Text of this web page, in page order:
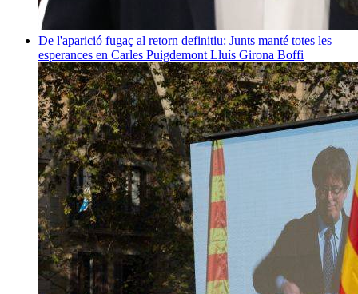
De l'aparició fugaç al retorn definitiu: Junts manté totes les
esperances en Carles Puigdemont Lluís Girona Boffi